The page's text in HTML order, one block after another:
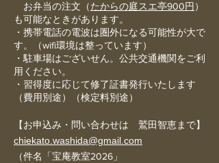
お弁当の注文（たからの庭スエ亭900円 ）
も可能なときがあります。
・携帯電話の電波は圏外になる可能性が大で
す。（wifi環境は整っています）
・駐車場はございせん。公共交通機関をご利
用ください。
・習得度に応じて修了証書発行いたします
（費用別途）（検定料別途）
【お申込み・問い合わせは 鷲田智恵まで】
chiekato.washida@gmail.com
（件名「宝庵教室2026」